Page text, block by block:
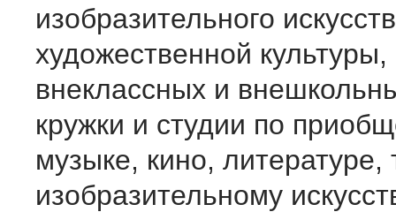
изобразительного
художественной культуры,
внеклассных и
кружки и студии по
музыке, кино, литературе,
изобразительному